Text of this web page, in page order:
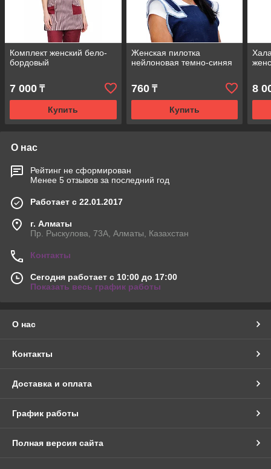
Комплект женский бело-
бордовый
7 000 ₸
Купить
Женская пилотка
нейлоновая темно-синяя
760₸
Купить
8
О нас
Рейтинг не сформирован
Менее 5 отзывов за последний год
Работает с 22.01.2017
г. Алматы
Пр. Рыскулова, 73А, Алматы, Казахстан
Контакты
Сегодня работает с 10:00 до 17:00
Показать весь график работы
О нас
Контакты
Доставка и оплата
График работы
Полная версия сайта